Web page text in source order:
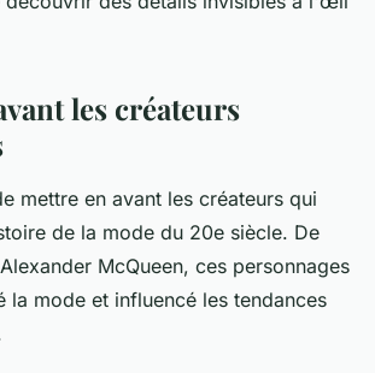
les créateurs
mettre en avant les créateurs qui
de la mode du 20e siècle. De
McQueen, ces personnages
la mode et influencé les tendances